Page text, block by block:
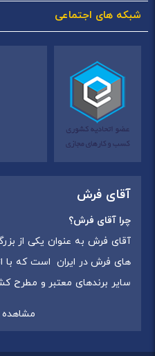
شبکه های اجتماعی
آقای فرش
چرا آقای فرش؟
آقای فرش به عنوان یکی از
های فرش در ایران است که با
سایر برندهای معتبر و مطرح
مشاهده